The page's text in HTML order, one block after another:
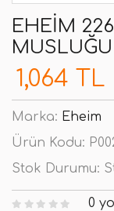
EHEIM
MUSLUĞU
1,064 TL
Marka: Eheim
Ürün Kodu:
Stok Durumu:
0